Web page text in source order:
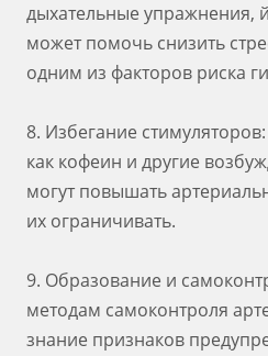
дыхательные упражнения,
может помочь снизить
одним из факторов риска
8. Избегание
как кофеин и другие
могут повышать
их ограничивать.
9. Образование и
методам самоконтроля
знание признаков